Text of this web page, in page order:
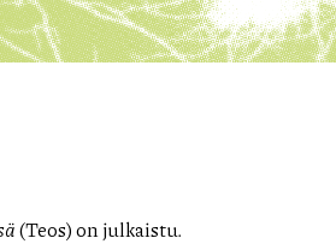
(Teos) on julkaistu.